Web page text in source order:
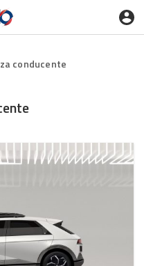
conducente